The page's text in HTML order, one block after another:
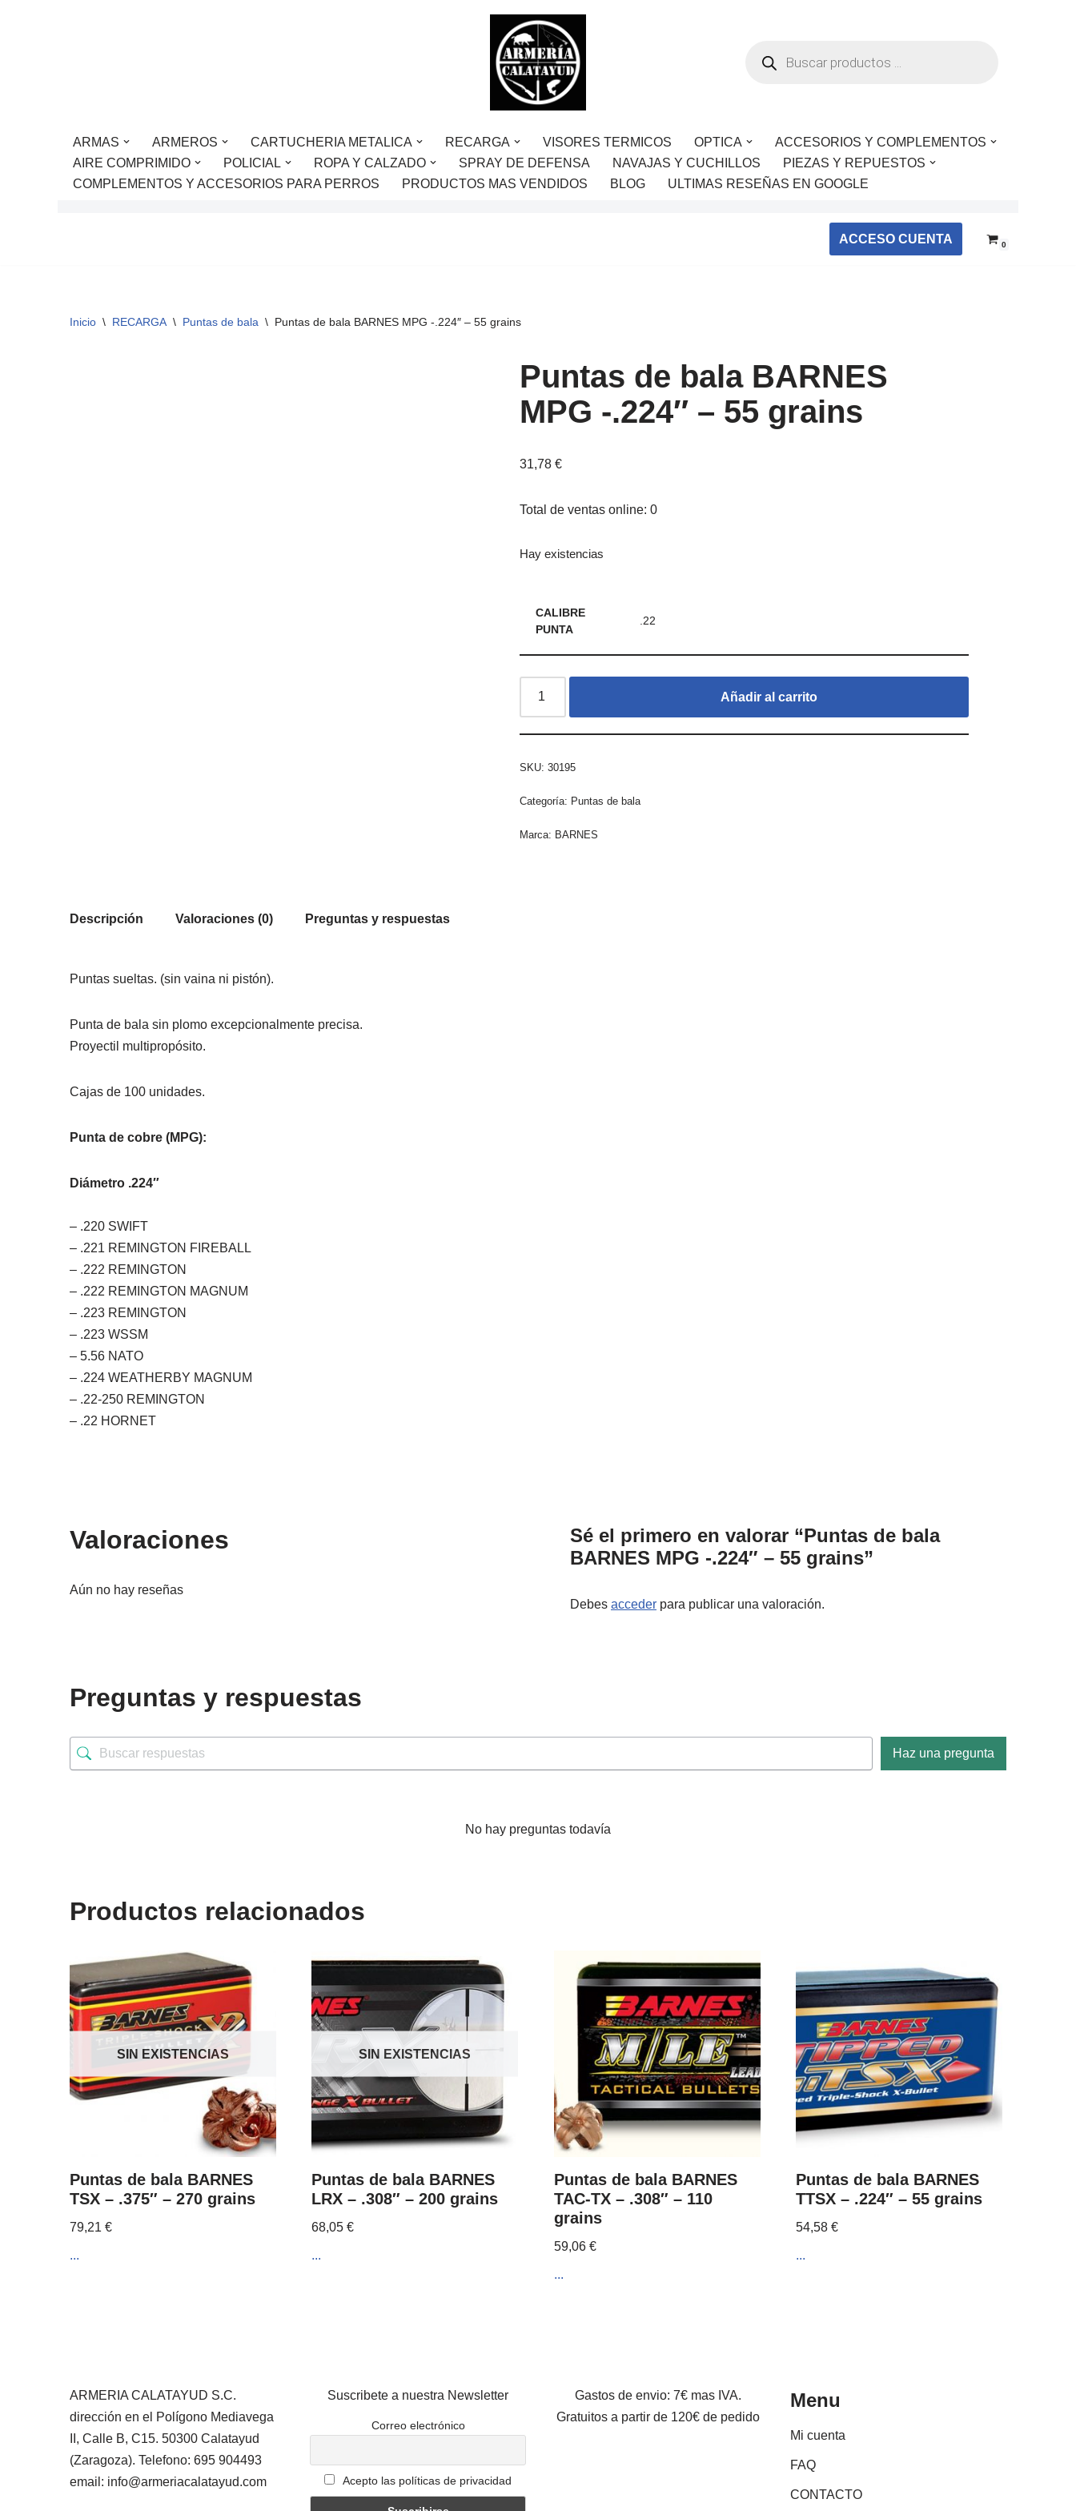
ARMAS ARMEROS CARTUCHERIA METALICA RECARGA VISORES TERMICOS OPTICA
ACCESORIOS Y COMPLEMENTOS
AIRE COMPRIMIDO
POLICIAL ROPA Y CALZADO SPRAY DE DEFENSA NAVAJAS Y CUCHILLOS
PIEZAS Y REPUESTOS
COMPLEMENTOS Y ACCESORIOS PARA PERROS
PRODUCTOS MAS VENDIDOS BLOG ULTIMAS RESEÑAS EN GOOGLE
ACCESO CUENTA 0
Inicio \ RECARGA \ Puntas de bala \ Puntas de bala BARNES MPG -.224″ – 55 grains
Puntas de bala BARNES
MPG -.224″ – 55 grains
31,78 €
Total de ventas online: 0
Hay existencias
CALIBRE
PUNTA
.22
Añadir al carrito
SKU: 30195
Categoría: Puntas de bala
Marca: BARNES
Descripción Valoraciones (0) Preguntas y respuestas
Puntas sueltas. (sin vaina ni pistón).
Punta de bala sin plomo excepcionalmente precisa.
Proyectil multipropósito.
Cajas de 100 unidades.
Punta de cobre (MPG):
Diámetro .224″
– .220 SWIFT
– .221 REMINGTON FIREBALL
– .222 REMINGTON
– .222 REMINGTON MAGNUM
– .223 REMINGTON
– .223 WSSM
– 5.56 NATO
– .224 WEATHERBY MAGNUM
– .22-250 REMINGTON
– .22 HORNET
Valoraciones
Aún no hay reseñas
Sé el primero en valorar “Puntas de bala
BARNES MPG -.224″ – 55 grains”
Debes acceder para publicar una valoración.
Preguntas y respuestas
Haz una pregunta
No hay preguntas todavía
Productos relacionados
SIN EXISTENCIAS
Puntas de bala BARNES
TSX – .375″ – 270 grains
79,21 €
...
SIN EXISTENCIAS
Puntas de bala BARNES
LRX – .308″ – 200 grains
68,05€
...
Puntas de bala BARNES
TAC-TX – .308″ – 110
grains
59,06 €
...
Puntas de bala BARNES
TTSX – .224″ – 55 grains
54,58€
...
ARMERIA CALATAYUD S.C.
dirección en el Polígono Mediavega
II, Calle B, C15. 50300 Calatayud
(Zaragoza). Telefono: 695 904493
email: info@armeriacalatayud.com
Suscribete a nuestra Newsletter
Correo electrónico
Acepto las políticas de privacidad
Gastos de envio: 7€ mas IVA.
Gratuitos a partir de 120€ de pedido
Menu
Mi cuenta
FAQ
CONTACTO